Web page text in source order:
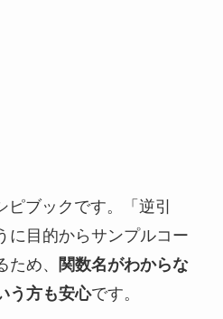
ブックです。「逆引
に目的からサンプルコー
ため、 関数名がわからな
う方も安心です。